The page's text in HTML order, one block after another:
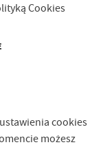
Cookies
cookies
możesz